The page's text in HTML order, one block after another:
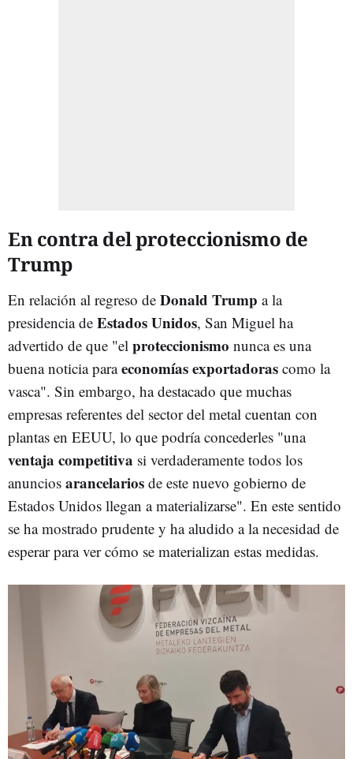
En contra del proteccionismo de
Trump
En relación al regreso de Donald Trump a la
presidencia de Estados Unidos, San Miguel ha
advertido de que "el proteccionismo nunca es una
buena noticia paraeconomías exportadoras como la
vasca". Sin embargo, ha destacado que muchas
empresas referentes del sector del metal cuentan con
plantas en EEUU, lo que podría concederles "una
ventaja competitiva si verdaderamente todos los
anuncios arancelarios de este nuevo gobierno de
Estados Unidos llegan a materializarse". En este sentido
se ha mostrado prudente y ha aludido a la necesidad de
esperar para ver cómo se materializan estas medidas.